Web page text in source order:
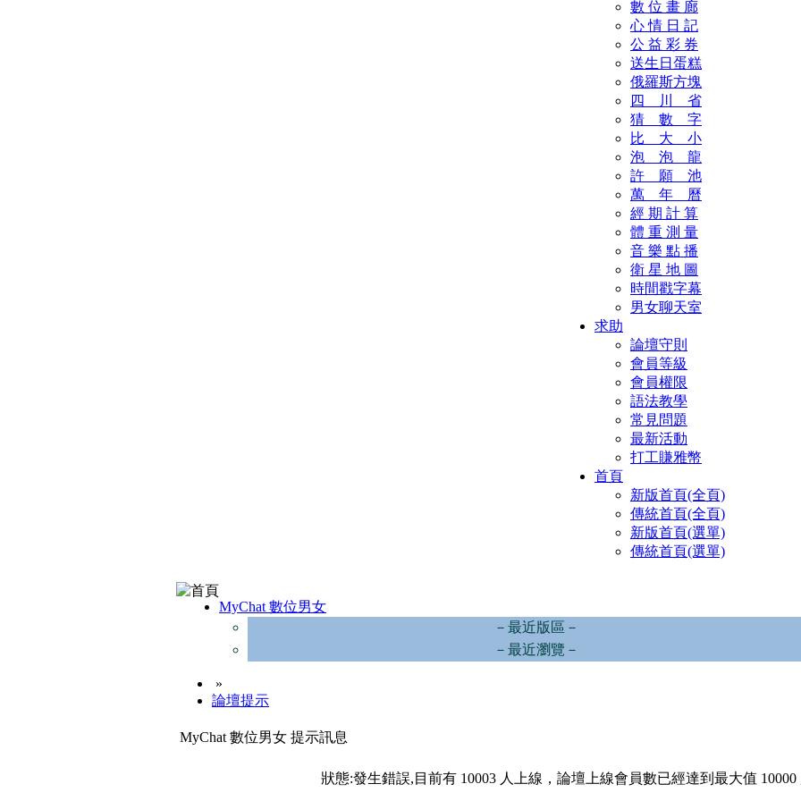
數 位 畫 廊
心 情 日 記
公 益 彩 券
送生日蛋糕
俄羅斯方塊
四 川 省
猜 數 字
比 大 小
泡 泡 龍
許 願 池
萬 年 曆
經 期 計 算
體 重 測 量
音 樂 點 播
衛 星 地 圖
時間戳字幕
男女聊天室
求助
論壇守則
會員等級
會員權限
語法教學
常見問題
最新活動
打工賺雅幣
首頁
新版首頁(全頁)
傳統首頁(全頁)
新版首頁(選單)
傳統首頁(選單)
MyChat 數位男女
－最近版區－
－最近瀏覽－
»
論壇提示
MyChat 數位男女 提示訊息
狀態:發生錯誤,目前有 10003 人上線，論壇上線會員數已經達到最大值